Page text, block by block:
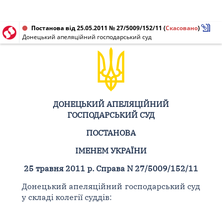
Постанова від 25.05.2011 № 27/5009/152/11 (Скасовано)
Донецький апеляційний господарський суд
ДОНЕЦЬКИЙ АПЕЛЯЦІЙНИЙ
ГОСПОДАРСЬКИЙ СУД
ПОСТАНОВА
ІМЕНЕМ УКРАЇНИ
25 травня 2011 р. Справа N 27/5009/152/11
Донецький апеляційний господарський суд
у складі колегії суддів: